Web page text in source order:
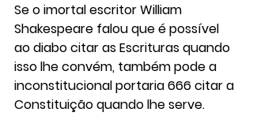
Se o imortal escritor William
Shakespeare falou que é possível
ao diabo citar as Escrituras quando
isso lhe convém, também pode a
inconstitucional portaria 666 citar a
Constituição quando lhe serve.